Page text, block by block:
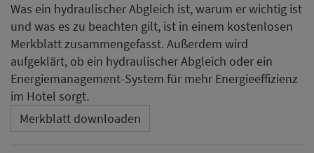
Was ein hydraulischer Abgleich ist, warum er wichtig ist
und was es zu beachten gilt, ist in einem kostenlosen
Merkblatt zusammengefasst. Außerdem wird
aufgeklärt, ob ein hydraulischer Abgleich oder ein
Energiemanagement-System für mehr Energieeffizienz
im Hotel sorgt.
Merkblatt downloaden